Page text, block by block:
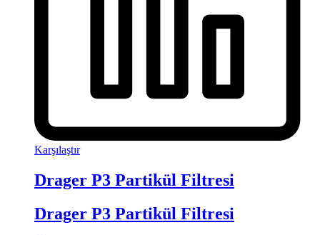
Karşılaştır
Drager P3 Partikül Filtresi
Drager P3 Partikül Filtresi